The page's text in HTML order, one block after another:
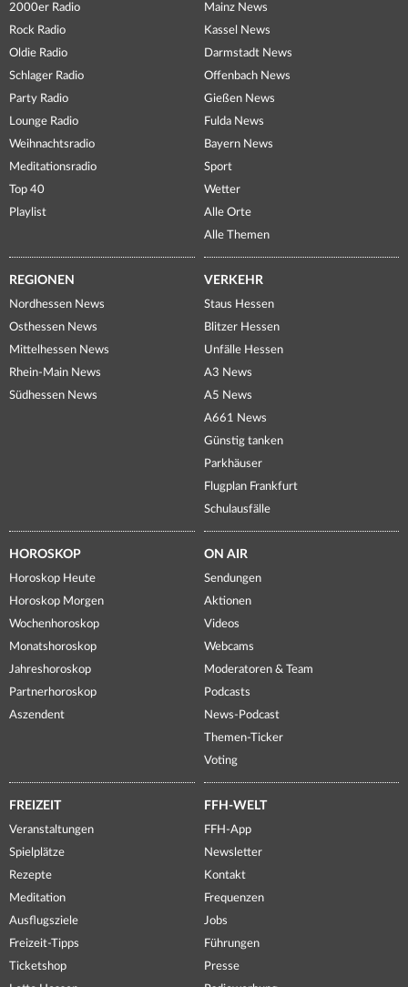
2000er Radio
Rock Radio
Oldie Radio
Schlager Radio
Party Radio
Lounge Radio
Weihnachtsradio
Meditationsradio
Top 40
Playlist
Mainz News
Kassel News
Darmstadt News
Offenbach News
Gießen News
Fulda News
Bayern News
Sport
Wetter
Alle Orte
Alle Themen
REGIONEN
Nordhessen News
Osthessen News
Mittelhessen News
Rhein-Main News
Südhessen News
VERKEHR
Staus Hessen
Blitzer Hessen
Unfälle Hessen
A3 News
A5 News
A661 News
Günstig tanken
Parkhäuser
Flugplan Frankfurt
Schulausfälle
HOROSKOP
Horoskop Heute
Horoskop Morgen
Wochenhoroskop
Monatshoroskop
Jahreshoroskop
Partnerhoroskop
Aszendent
ON AIR
Sendungen
Aktionen
Videos
Webcams
Moderatoren & Team
Podcasts
News-Podcast
Themen-Ticker
Voting
FREIZEIT
Veranstaltungen
Spielplätze
Rezepte
Meditation
Ausflugsziele
Freizeit-Tipps
Ticketshop
FFH-WELT
FFH-App
Newsletter
Kontakt
Frequenzen
Jobs
Führungen
Presse